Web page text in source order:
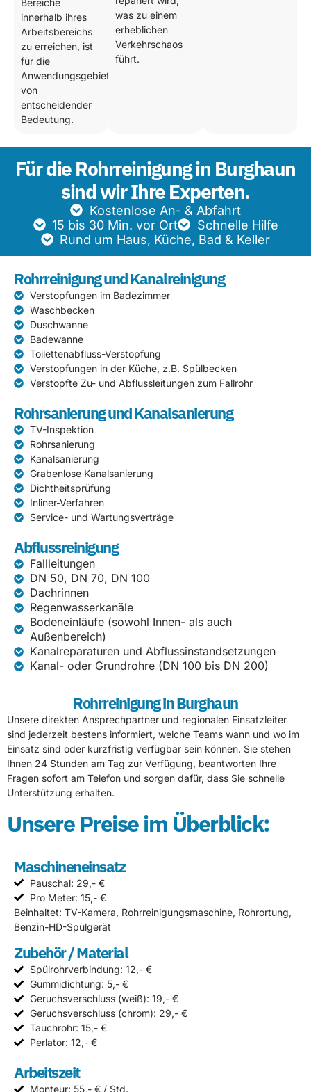
Bereiche
innerhalb ihres
Arbeitsbereichs
zu erreichen, ist
für die
Anwendungsgebiete
von
entscheidender
Bedeutung.
was zu einem
erheblichen
Verkehrschaos
führt.
Für die Rohrreinigung in Burghaun
sind wir Ihre Experten.
Kostenlose An- & Abfahrt
15 bis 30 Min. vor Ort
Schnelle Hilfe
Rund um Haus, Küche, Bad & Keller
Rohrreinigung und Kanalreinigung
Verstopfungen im Badezimmer
Waschbecken
Duschwanne
Badewanne
Toilettenabfluss-Verstopfung
Verstopfungen in der Küche, z.B. Spülbecken
Verstopfte Zu- und Abflussleitungen zum Fallrohr
Rohrsanierung und Kanalsanierung
TV-Inspektion
Rohrsanierung
Kanalsanierung
Grabenlose Kanalsanierung
Dichtheitsprüfung
Inliner-Verfahren
Service- und Wartungsverträge
Abflussreinigung
Fallleitungen
DN 50, DN 70, DN 100
Dachrinnen
Regenwasserkanäle
Bodeneinläufe (sowohl Innen- als auch
Außenbereich)
Kanalreparaturen und Abflussinstandsetzungen
Kanal- oder Grundrohre (DN 100 bis DN 200)
Rohrreinigung in Burghaun
Unsere direkten Ansprechpartner und regionalen Einsatzleiter
sind jederzeit bestens informiert, welche Teams wann und wo im
Einsatz sind oder kurzfristig verfügbar sein können. Sie stehen
Ihnen 24 Stunden am Tag zur Verfügung, beantworten Ihre
Fragen sofort am Telefon und sorgen dafür, dass Sie schnelle
Unterstützung erhalten.
Unsere Preise im Überblick:
Maschineneinsatz
Pauschal: 29,- €
Pro Meter: 15,- €
Beinhaltet: TV-Kamera, Rohrreinigungsmaschine, Rohrortung,
Benzin-HD-Spülgerät
Zubehör / Material
Spülrohrverbindung: 12,- €
Gummidichtung: 5,- €
Geruchsverschluss (weiß): 19,- €
Geruchsverschluss (chrom): 29,- €
Tauchrohr: 15,- €
Perlator: 12,- €
Arbeitszeit
Monteur: 55,- € / Std.